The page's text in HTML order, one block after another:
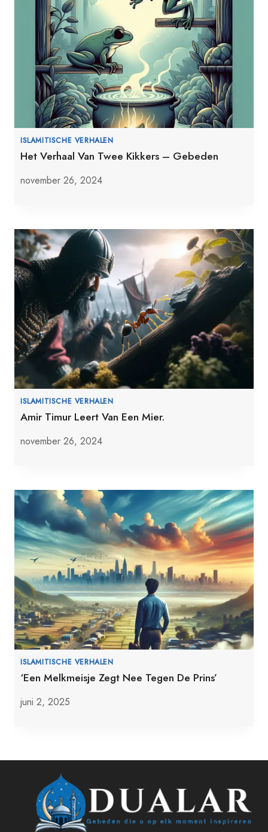
ISLAMITISCHE VERHALEN
Het Verhaal Van Twee Kikkers – Gebeden
november 26, 2024
ISLAMITISCHE VERHALEN
Amir Timur Leert Van Een Mier.
november 26, 2024
ISLAMITISCHE VERHALEN
‘Een Melkmeisje Zegt Nee Tegen De Prins’
juni 2, 2025